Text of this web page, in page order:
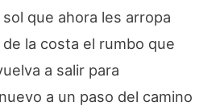
que ahora les arropa
la costa el rumbo que
a salir para
a un paso del camino